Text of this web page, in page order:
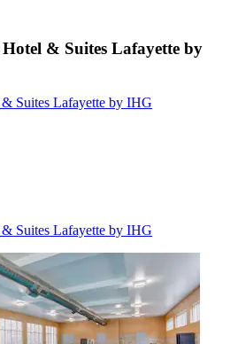
& Suites Lafayette by
Suites Lafayette by IHG
Suites Lafayette by IHG